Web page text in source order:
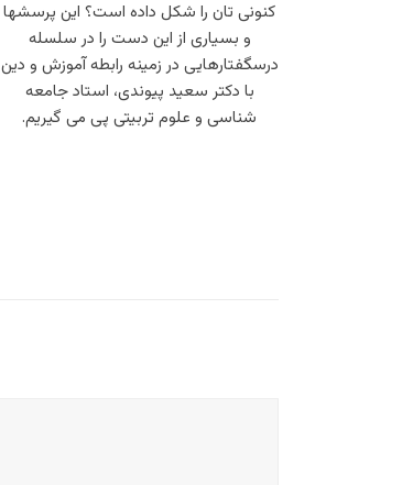
کنونی تان را شکل داده است؟ این پرسشها
و بسیاری از این دست را در سلسله
درسگفتارهایی در زمینه رابطه آموزش و دین
با دکتر سعید پیوندی، استاد جامعه
شناسی و علوم تربیتی پی می گیریم.